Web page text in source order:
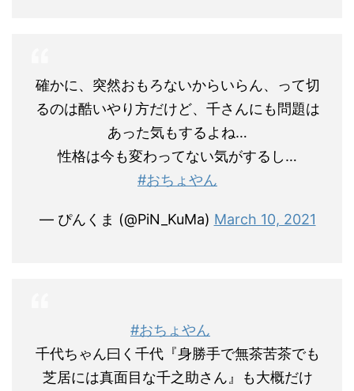
確かに、突然おもろないからいらん、って切
るのは酷いやり方だけど、千さんにも問題は
あった気もするよね…
性格は今も変わってない気がするし…
#おちょやん
— ぴんくま (@PiN_KuMa) March 10, 2021
#おちょやん
千代ちゃん曰く千代『身勝手で無茶苦茶でも
芝居には真面目な千之助さん』も大概だけ